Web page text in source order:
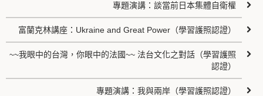
專題演講：談當前日本集體自衛權
富蘭克林講座：Ukraine and Great Power（學習護照認證）
~~我眼中的台灣，你眼中的法國~~ 法台文化之對話（學習護照
認證）
專題演講：我與兩岸（學習護照認證）